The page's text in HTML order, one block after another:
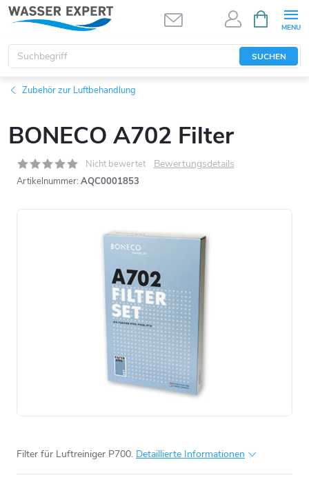
Zum
Inhalt
springen
SUCHEN
Zubehör zur Luftbehandlung
BONECO A702 Filter
Nicht bewertet Bewertungsdetails
Artikelnummer: AQC0001853
Filter für Luftreiniger P700. Detaillierte Informationen